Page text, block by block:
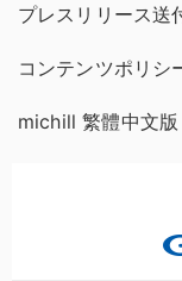
プレスリリース送
コンテンツポリシ
michill 繁體中文版